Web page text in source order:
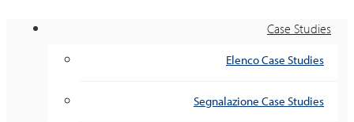
Case Studies
Elenco Case Studies
Segnalazione Case Studies